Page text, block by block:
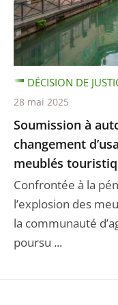
Soumission à
changement
meublés
Confrontée à la
l’explosion des
la communauté
poursu ...
DÉCISION DE
28 mai 2025